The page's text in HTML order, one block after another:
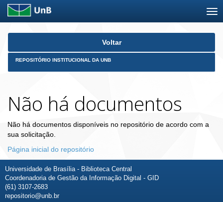
Skip
Voltar
REPOSITÓRIO INSTITUCIONAL DA UNB
Não há documentos
Não há documentos disponíveis no repositório de acordo com a
sua solicitação.
Página inicial do repositório
Universidade de Brasília - Biblioteca Central
Coordenadoria de Gestão da Informação Digital - GID
(61) 3107-2683
repositorio@unb.br